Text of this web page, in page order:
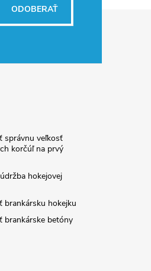
ODOBERAŤ
správnu veľkosť
korčúľ na prvý
hokejovej
brankársku hokejku
brankárske betóny